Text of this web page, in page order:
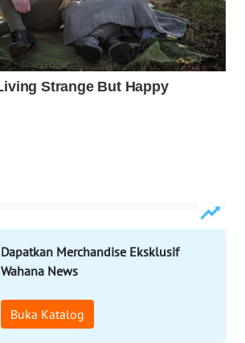
Dapatkan Merchandise Eksklusif
Wahana News
Buka Katalog